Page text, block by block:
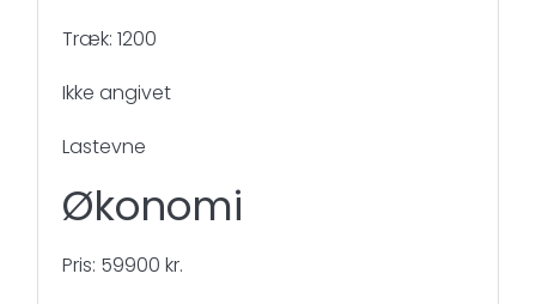
Træk: 1200
Ikke angivet
Lastevne
Økonomi
Pris: 59900 kr.